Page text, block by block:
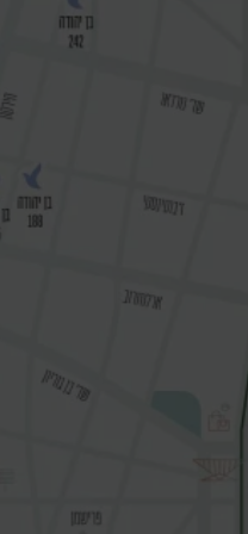
מגוון עשיר של
שופינג יוקרתי,
היא מרכז
תעסוקה. תוכלו
צורך ברכב,
ונוחה.
ובתי קפה מחכים
החופים
ואילו
מגוון מופעי